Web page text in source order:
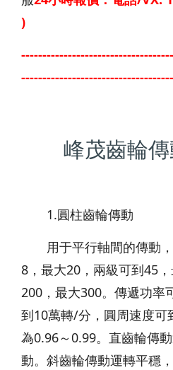
)
峰茂齒輪傳
1.圓柱齒輪傳動
用于平行軸間的傳動，
8，最大20，兩級可到45
200，最大300。傳遞功率
到10萬轉/分，圓周速度
為0.96～0.99。直齒輪傳
動。斜齒輪傳動運轉平穩